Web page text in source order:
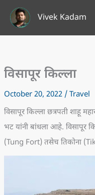
content
Vivek Kadam
विसापूर किल्ला
October 20, 2022/Travel
विसापूर किल्ला छत्रपती शाहू
भट यांनी बांधला आहे. विसापूर
(Tung Fort) तसेच तिकोना